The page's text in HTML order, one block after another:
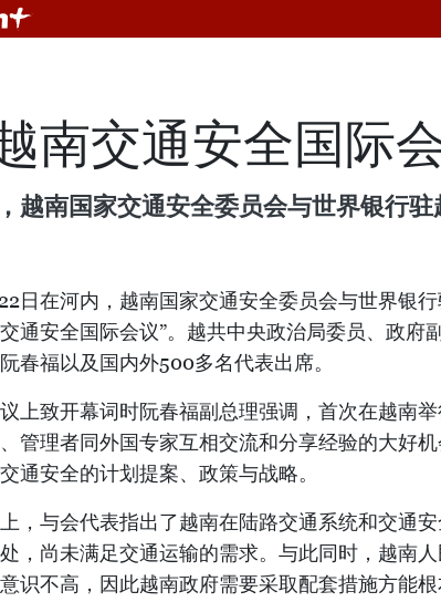
南交通安全国际
越南国家交通安全委员会与世界银行
日在河内，越南国家交通安全委员会与世界银
通安全国际会议”。越共中央政治局委员、政府
春福以及国内外500多名代表出席。
上致开幕词时阮春福副总理强调，首次在越南
管理者同外国专家互相交流和分享经验的大好
通安全的计划提案、政策与战略。
，与会代表指出了越南在陆路交通系统和交通
，尚未满足交通运输的需求。与此同时，越南
识不高，因此越南政府需要采取配套措施方能根